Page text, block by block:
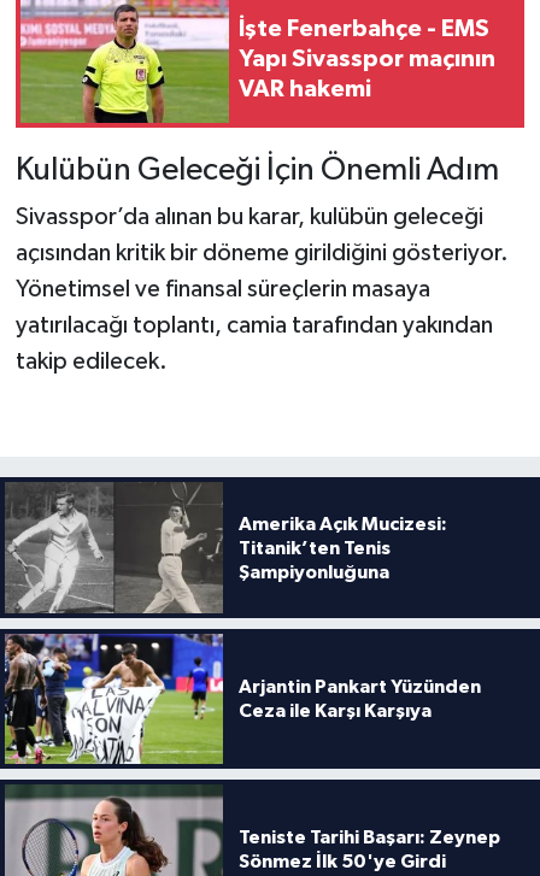
İşte Fenerbahçe - EMS
Yapı Sivasspor maçının
VAR hakemi
Kulübün Geleceği İçin Önemli Adım
Sivasspor’da alınan bu karar, kulübün geleceği
açısından kritik bir döneme girildiğini gösteriyor.
Yönetimsel ve finansal süreçlerin masaya
yatırılacağı toplantı, camia tarafından yakından
takip edilecek.
Amerika Açık Mucizesi:
Titanik’ten Tenis
Şampiyonluğuna
Arjantin Pankart Yüzünden
Ceza ile Karşı Karşıya
Teniste Tarihi Başarı: Zeynep
Sönmez İlk 50'ye Girdi
Su Sporları
Diğer Spor Dalları
Futbolcular